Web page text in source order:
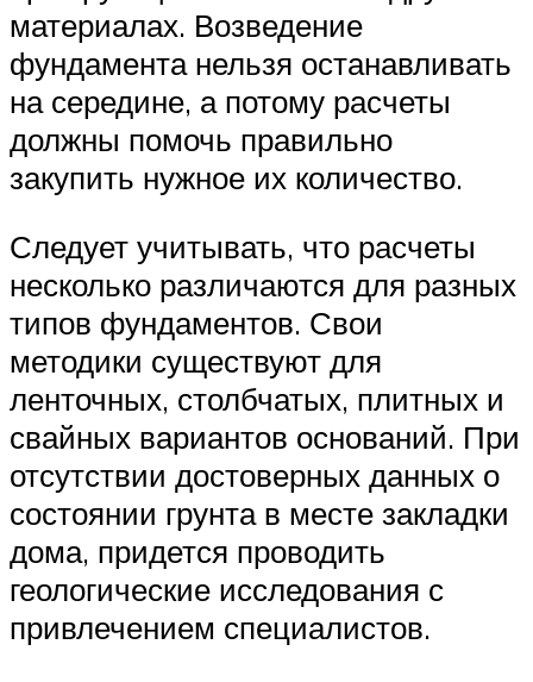
материалах. Возведение
фундамента нельзя останавливать
на середине, а потому расчеты
должны помочь правильно
закупить нужное их количество.
Следует учитывать, что расчеты
несколько различаются для разных
типов фундаментов. Свои
методики существуют для
ленточных, столбчатых, плитных и
свайных вариантов оснований. При
отсутствии достоверных данных о
состоянии грунта в месте закладки
дома, придется проводить
геологические исследования с
привлечением специалистов.